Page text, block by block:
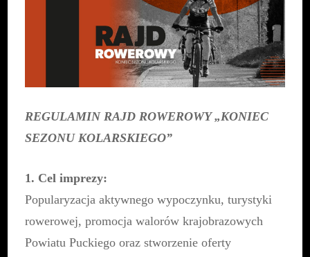
Koniec
sezonu
kolarskiego
|
14
października
REGULAMIN RAJD ROWEROWY „KONIEC
SEZONU KOLARSKIEGO”
1. Cel imprezy:
Popularyzacja aktywnego wypoczynku, turystyki
rowerowej, promocja walorów krajobrazowych
Powiatu Puckiego oraz stworzenie oferty